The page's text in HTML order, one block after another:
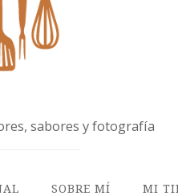
sabores y fotografía
SOBRE MÍ MI